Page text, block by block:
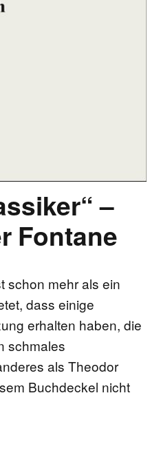
–
Fontane
schon mehr als ein
dass einige
erhalten haben, die
schmales
als Theodor
Buchdeckel nicht